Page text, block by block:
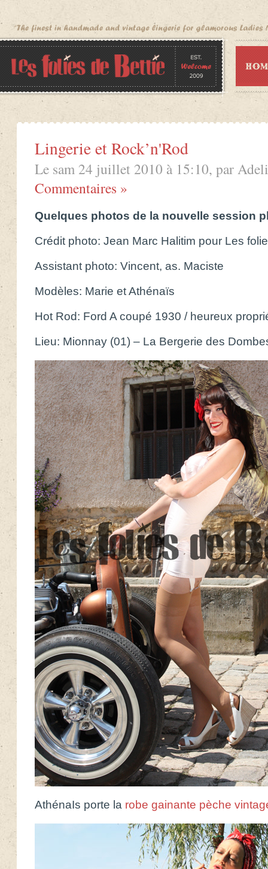
Lingerie et Rock’n'Rod
Le sam 24 juillet 2010 à 15:10, par
Commentaires »
Quelques photos de la nouvelle session
Crédit photo: Jean Marc Halitim pour Les
Assistant photo: Vincent, as. Maciste
Modèles: Marie et Athénaïs
Hot Rod: Ford A coupé 1930 / heureux
Lieu: Mionnay (01) – La Bergerie des
AthénaIs porte la robe gainante pèche